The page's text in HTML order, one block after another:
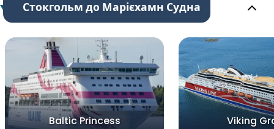
Стокгольм до Марієхамн Судна
Baltic Princess Viking